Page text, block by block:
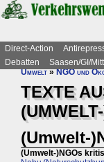
Direct-Action
Debatten
Saasen/GI/
Umwelt»NGO und
TEXTE
(Umwelt-
(Umwelt-)NGOs